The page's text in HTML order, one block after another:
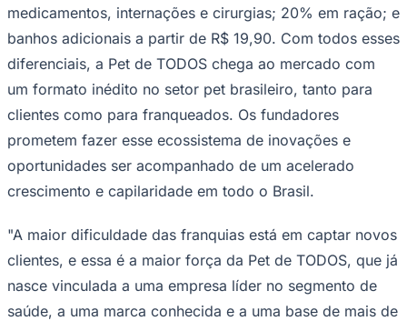
Santos
medicamentos, internações e cirurgias; 20% em ração; e
banhos adicionais a partir de R$ 19,90. Com todos esses
diferenciais, a Pet de TODOS chega ao mercado com
um formato inédito no setor pet brasileiro, tanto para
clientes como para franqueados. Os fundadores
prometem fazer esse ecossistema de inovações e
oportunidades ser acompanhado de um acelerado
crescimento e capilaridade em todo o Brasil.
"A maior dificuldade das franquias está em captar novos
clientes, e essa é a maior força da Pet de TODOS, que já
nasce vinculada a uma empresa líder no segmento de
saúde, a uma marca conhecida e a uma base de mais de